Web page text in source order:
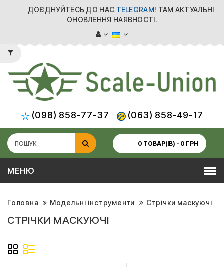
ДОЄДНУЙТЕСЬ ДО НАС TELEGRAM! ТАМ АКТУАЛЬНІ
ОНОВЛЕННЯ НАЯВНОСТІ.
(098) 858-77-37 (063) 858-49-17
0 ТОВАР(ІВ) - 0 ГРН
МЕНЮ
Головна Модельні інструменти Стрічки маскуючі
СТРІЧКИ МАСКУЮЧІ